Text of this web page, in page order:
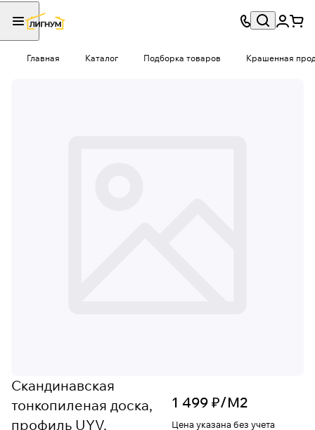
Главная Каталог Подборка товаров Крашенная
Скандинавская
тонкопиленая доска,
профиль UYV,
1 499 ₽/М2
Цена указана без учета